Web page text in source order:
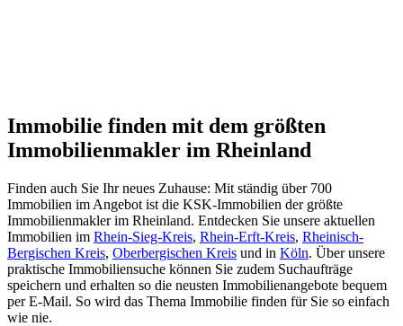
Immobilie finden mit dem größten
Immobilienmakler im Rheinland
Finden auch Sie Ihr neues Zuhause: Mit ständig über 700
Immobilien im Angebot ist die KSK-Immobilien der größte
Immobilienmakler im Rheinland. Entdecken Sie unsere aktuellen
Immobilien im Rhein-Sieg-Kreis, Rhein-Erft-Kreis, Rheinisch-
Bergischen Kreis, Oberbergischen Kreis und in Köln. Über unsere
praktische Immobiliensuche können Sie zudem Suchaufträge
speichern und erhalten so die neusten Immobilienangebote bequem
per E-Mail. So wird das Thema Immobilie finden für Sie so einfach
wie nie.